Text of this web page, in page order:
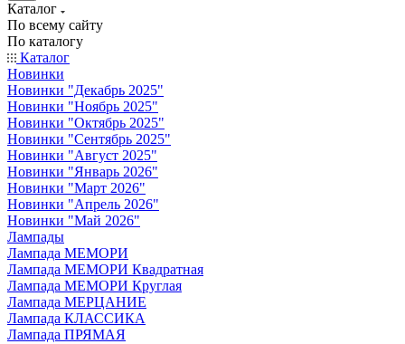
Каталог
По всему сайту
По каталогу
Каталог
Новинки
Новинки "Декабрь 2025"
Новинки "Ноябрь 2025"
Новинки "Октябрь 2025"
Новинки "Сентябрь 2025"
Новинки "Август 2025"
Новинки "Январь 2026"
Новинки "Март 2026"
Новинки "Апрель 2026"
Новинки "Май 2026"
Лампады
Лампада МЕМОРИ
Лампада МЕМОРИ Квадратная
Лампада МЕМОРИ Круглая
Лампада МЕРЦАНИЕ
Лампада КЛАССИКА
Лампада ПРЯМАЯ